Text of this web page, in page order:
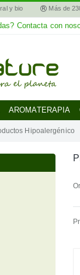
y bio Más de
Contacta con
AROMATERAPIA
Hipoalergénico